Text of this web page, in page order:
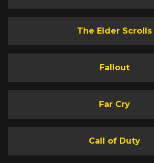
The Elder Scrolls
Fallout
Far Cry
Call of Duty